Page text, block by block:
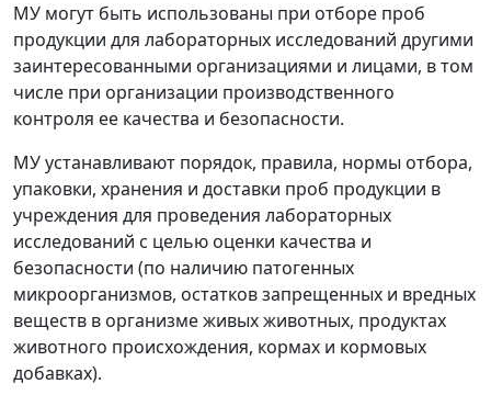
МУ могут быть использованы при отборе проб
продукции для лабораторных исследований другими
заинтересованными организациями и лицами, в том
числе при организации производственного
контроля ее качества и безопасности.
МУ устанавливают порядок, правила, нормы отбора,
упаковки, хранения и доставки проб продукции в
учреждения для проведения лабораторных
исследований с целью оценки качества и
безопасности (по наличию патогенных
микроорганизмов, остатков запрещенных и вредных
веществ в организме живых животных, продуктах
животного происхождения, кормах и кормовых
добавках).